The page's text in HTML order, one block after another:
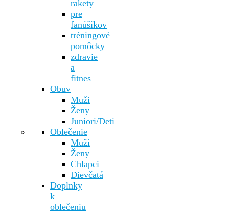
rakety
pre
fanúšikov
tréningové
pomôcky
zdravie
a
fitnes
Obuv
Muži
Ženy
Juniori/Deti
Oblečenie
Muži
Ženy
Chlapci
Dievčatá
Doplnky
k
oblečeniu